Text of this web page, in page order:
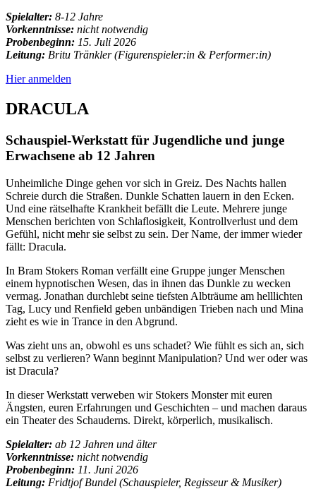
Spielalter: 8-12 Jahre
Vorkenntnisse: nicht notwendig
Probenbeginn: 15. Juli 2026
Leitung: Britu Tränkler (Figurenspieler:in & Performer:in)
Hier anmelden
DRACULA
Schauspiel-Werkstatt für Jugendliche und junge
Erwachsene ab 12 Jahren
Unheimliche Dinge gehen vor sich in Greiz. Des Nachts hallen
Schreie durch die Straßen. Dunkle Schatten lauern in den Ecken.
Und eine rätselhafte Krankheit befällt die Leute. Mehrere junge
Menschen berichten von Schlaflosigkeit, Kontrollverlust und dem
Gefühl, nicht mehr sie selbst zu sein. Der Name, der immer wieder
fällt: Dracula.
In Bram Stokers Roman verfällt eine Gruppe junger Menschen
einem hypnotischen Wesen, das in ihnen das Dunkle zu wecken
vermag. Jonathan durchlebt seine tiefsten Albträume am helllichten
Tag, Lucy und Renfield geben unbändigen Trieben nach und Mina
zieht es wie in Trance in den Abgrund.
Was zieht uns an, obwohl es uns schadet? Wie fühlt es sich an, sich
selbst zu verlieren? Wann beginnt Manipulation? Und wer oder was
ist Dracula?
In dieser Werkstatt verweben wir Stokers Monster mit euren
Ängsten, euren Erfahrungen und Geschichten – und machen daraus
ein Theater des Schauderns. Direkt, körperlich, musikalisch.
Spielalter: ab 12 Jahren und älter
Vorkenntnisse: nicht notwendig
Probenbeginn: 11. Juni 2026
Leitung: Fridtjof Bundel (Schauspieler, Regisseur & Musiker)